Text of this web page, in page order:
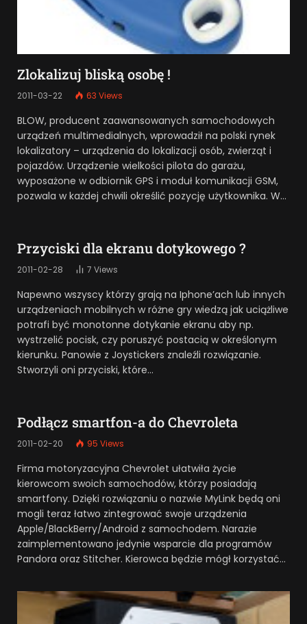
Zlokalizuj bliską osobę !
2011-03-22 63 Views
BLOW, producent zaawansowanych samochodowych
urządzeń multimedialnych, wprowadził na polski rynek
lokalizatory – urządzenia do lokalizacji osób, zwierząt i
pojazdów. Urządzenie wielkości pilota do garażu,
wyposażone w odbiornik GPS i moduł komunikacji GSM,
pozwala w każdej chwili określić pozycję użytkownika. W…
Przyciski dla ekranu dotykowego ?
2011-02-28 7 Views
Napewno wszyscy którzy grają na Iphone’ach lub innych
urządzeniach mobilnych w różne gry wiedzą jak uciążliwe
potrafi być monotonne dotykanie ekranu aby np.
wystrzelić pocisk, czy poruszyć postacią w określonym
kierunku. Panowie z Joystickers znaleźli rozwiązanie.
Stworzyli oni przyciski, które…
Podłącz smartfon-a do Chevroleta
2011-02-20 95 Views
Firma motoryzacyjna Chevrolet ułatwiła życie
kierowcom swoich samochodów, którzy posiadają
smartfony. Dzięki rozwiązaniu o nazwie MyLink będą oni
mogli teraz łatwo zintegrować swoje urządzenia
Apple/BlackBerry/Android z samochodem. Narazie
zaimplementowano jedynie wsparcie dla programów
Pandora oraz Stitcher. Kierowca będzie mógł korzystać…